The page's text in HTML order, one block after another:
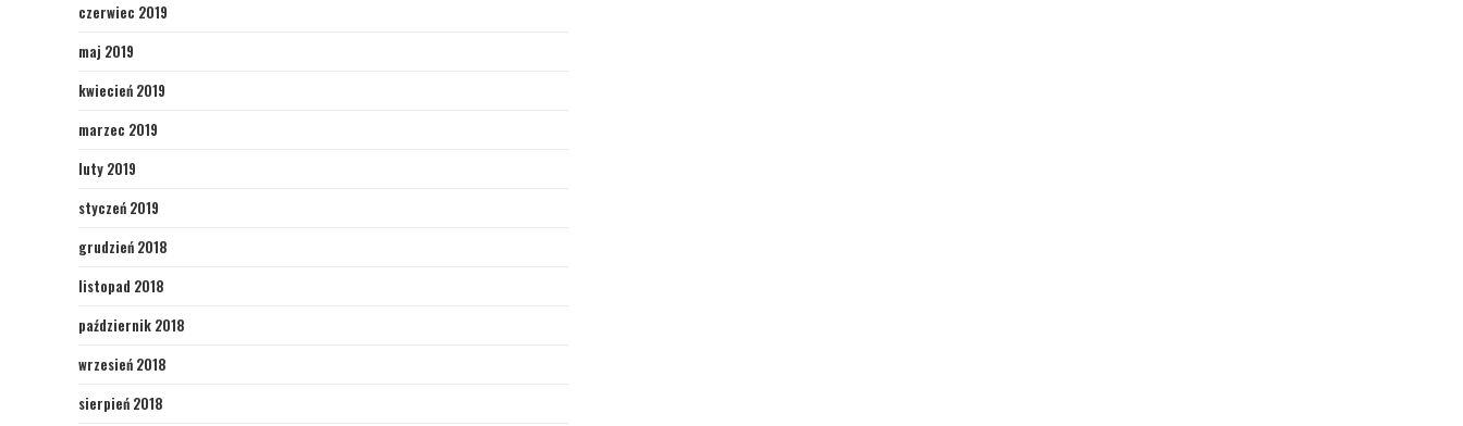
czerwiec 2019
maj 2019
kwiecień 2019
marzec 2019
luty 2019
styczeń 2019
grudzień 2018
listopad 2018
październik 2018
wrzesień 2018
sierpień 2018